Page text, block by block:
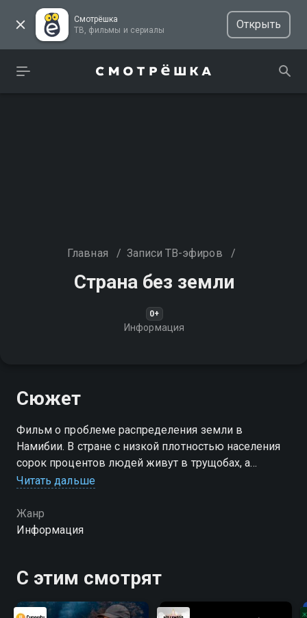
Смотрёшка
ТВ, фильмы и сериалы
Открыть
Главная / Записи ТВ-эфиров /
Страна без земли
0+
Информация
Сюжет
Фильм о проблеме распределения земли в
Намибии. В стране с низкой плотностью населения
сорок процентов людей живут в трущобах, а
большая часть земли принадлежит белым
Читать дальше
Жанр
Информация
С этим смотрят